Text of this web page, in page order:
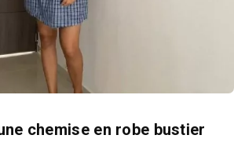
chemise en robe bustier